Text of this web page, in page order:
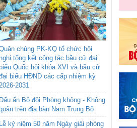
chủng PK-KQ tổ chức hội
tổng kết công tác bầu cử đại
Quốc hội khóa XVI và bầu cử
biểu HĐND các cấp nhiệm kỳ
2026-2031
Dấu ấn Bộ đội Phòng không - Không
trên địa bàn Nam Trung Bộ
Lễ kỷ niệm 50 năm Ngày giải phóng